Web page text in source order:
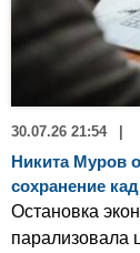
30.07.26 21:54 |
Никита Муров
сохранение
Остановка
парализовала